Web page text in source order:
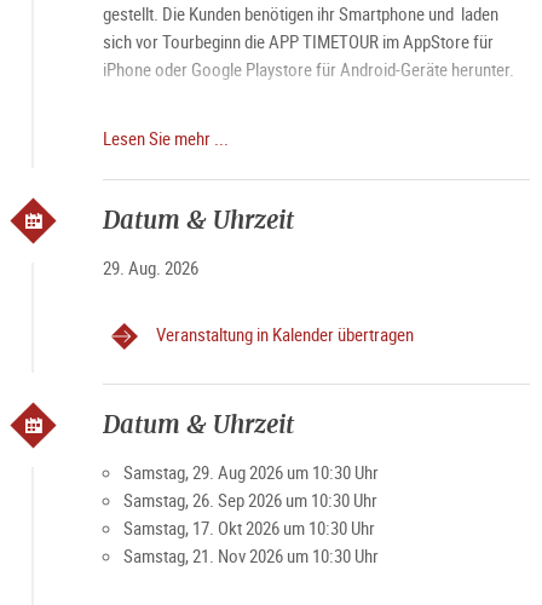
gestellt. Die Kunden benötigen ihr Smartphone und laden
sich vor Tourbeginn die APP TIMETOUR im AppStore für
iPhone oder Google Playstore für Android-Geräte herunter.
Dauer: 2 Stunden
Treffpunkt: Mirabellplatz / Andräkirche
Lesen Sie mehr ...
Datum & Uhrzeit
29. Aug. 2026
Veranstaltung in Kalender übertragen
Datum & Uhrzeit
Samstag, 29. Aug 2026 um 10:30 Uhr
Samstag, 26. Sep 2026 um 10:30 Uhr
Samstag, 17. Okt 2026 um 10:30 Uhr
Samstag, 21. Nov 2026 um 10:30 Uhr